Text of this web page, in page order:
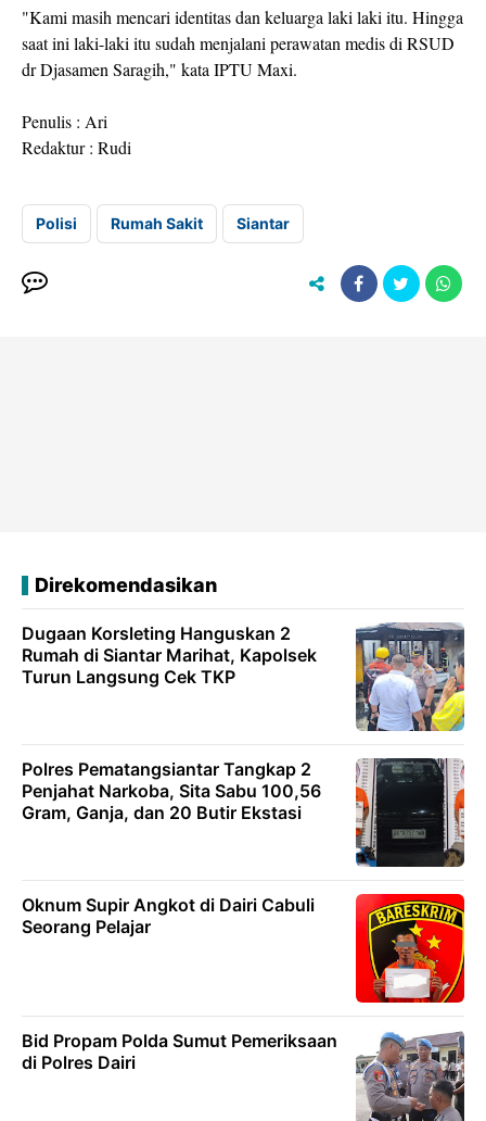
"Kami masih mencari identitas dan keluarga laki laki itu. Hingga
saat ini laki-laki itu sudah menjalani perawatan medis di RSUD
dr Djasamen Saragih," kata IPTU Maxi.
Penulis : Ari
Redaktur : Rudi
Polisi Rumah Sakit Siantar
Direkomendasikan
Dugaan Korsleting Hanguskan 2
Rumah di Siantar Marihat, Kapolsek
Turun Langsung Cek TKP
Polres Pematangsiantar Tangkap 2
Penjahat Narkoba, Sita Sabu 100,56
Gram, Ganja, dan 20 Butir Ekstasi
Oknum Supir Angkot di Dairi Cabuli
Seorang Pelajar
Bid Propam Polda Sumut Pemeriksaan
di Polres Dairi